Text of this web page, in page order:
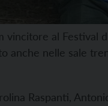
vincitore al Festival
anche nelle sale
Raspanti,